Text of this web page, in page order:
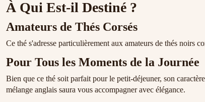
À Qui Est-il Destiné ?
Amateurs de Thés Corsés
Ce thé s'adresse particulièrement aux amateurs de thés noirs
Pour Tous les Moments de la Journée
Bien que ce thé soit parfait pour le petit-déjeuner, son
mélange anglais saura vous accompagner avec élégance.